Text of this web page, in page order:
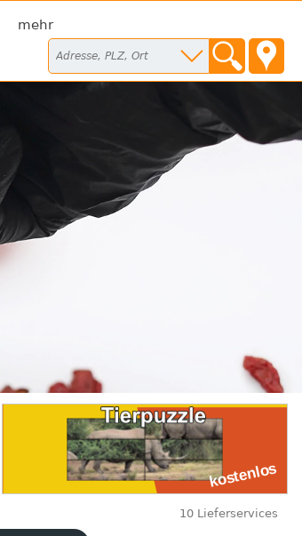
mehr
10 Lieferservices